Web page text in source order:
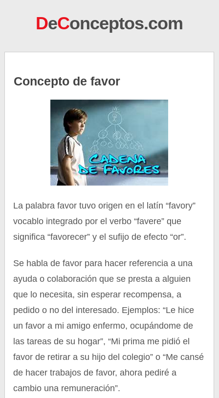
DeConceptos.com
Concepto de favor
La palabra favor tuvo origen en el latín “favory”
vocablo integrado por el verbo “favere” que
significa “favorecer” y el sufijo de efecto “or”.
Se habla de favor para hacer referencia a una
ayuda o colaboración que se presta a alguien
que lo necesita, sin esperar recompensa, a
pedido o no del interesado. Ejemplos: “Le hice
un favor a mi amigo enfermo, ocupándome de
las tareas de su hogar”, “Mi prima me pidió el
favor de retirar a su hijo del colegio” o “Me cansé
de hacer trabajos de favor, ahora pediré a
cambio una remuneración”.